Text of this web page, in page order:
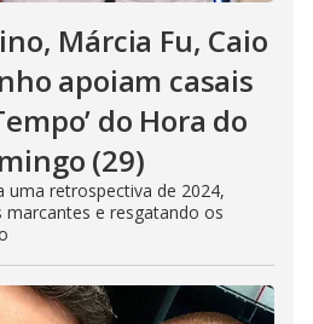
Márcia Fu, Caio
apoiam casais
do Hora do
(29)
retrospectiva de 2024,
e resgatando os